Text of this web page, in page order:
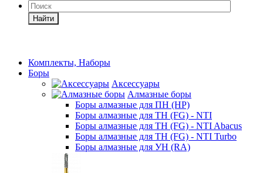
Найти
Комплекты, Наборы
Боры
Аксессуары
Алмазные боры
Боры алмазные для ПН (HP)
Боры алмазные для ТН (FG) - NTI
Боры алмазные для ТН (FG) - NTI Abacus
Боры алмазные для ТН (FG) - NTI Turbo
Боры алмазные для УН (RA)